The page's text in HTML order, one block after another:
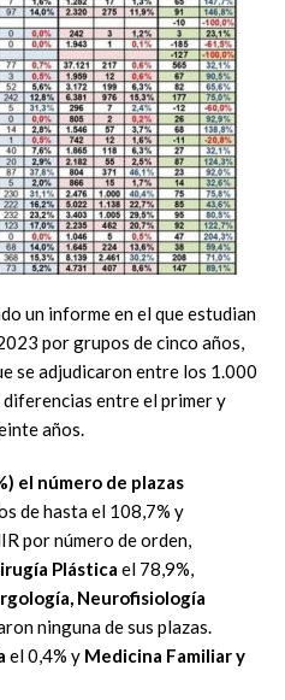
un informe en el que estudian
por grupos de cinco años,
se adjudicaron entre los 1.000
entre el primer y
años.
el número de plazas
de hasta el 108,7% y
por número de orden,
Plástica el 78,9%,
Neurofisiología
ninguna de sus plazas.
el 0,4% y Medicina Familiar y